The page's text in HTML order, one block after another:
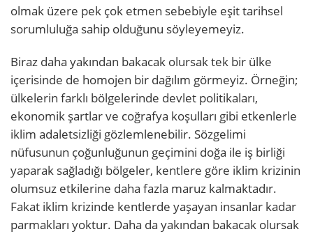
olmak üzere pek çok etmen sebebiyle eşit tarihsel
sorumluluğa sahip olduğunu söyleyemeyiz.
Biraz daha yakından bakacak olursak tek bir ülke
içerisinde de homojen bir dağılım görmeyiz. Örneğin;
ülkelerin farklı bölgelerinde devlet politikaları,
ekonomik şartlar ve coğrafya koşulları gibi etkenlerle
iklim adaletsizliği gözlemlenebilir. Sözgelimi
nüfusunun çoğunluğunun geçimini doğa ile iş birliği
yaparak sağladığı bölgeler, kentlere göre iklim krizinin
olumsuz etkilerine daha fazla maruz kalmaktadır.
Fakat iklim krizinde kentlerde yaşayan insanlar kadar
parmakları yoktur. Daha da yakından bakacak olursak